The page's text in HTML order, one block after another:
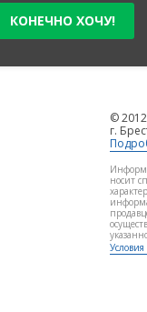
КОНЕЧНО ХОЧУ!
©
г.
носит
Условия